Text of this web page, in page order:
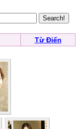
Từ Điển